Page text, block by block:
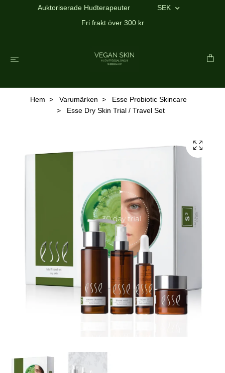
Auktoriserade Hudterapeuter
SEK
Fri frakt över 300 kr
Hem Varumärken
Esse Probiotic Skincare
Esse Dry Skin Trial / Travel Set